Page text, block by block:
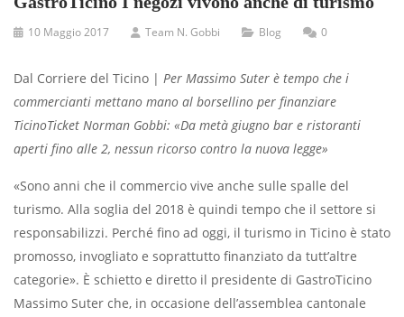
10 Maggio 2017 Team N. Gobbi Blog 0
Dal Corriere del Ticino | Per Massimo Suter è tempo che i
commercianti mettano mano al borsellino per finanziare
TicinoTicket Norman Gobbi: «Da metà giugno bar e ristoranti
aperti fino alle 2, nessun ricorso contro la nuova legge»
«Sono anni che il commercio vive anche sulle spalle del
turismo. Alla soglia del 2018 è quindi tempo che il settore si
responsabilizzi. Perché fino ad oggi, il turismo in Ticino è stato
promosso, invogliato e soprattutto finanziato da tutt’altre
categorie». È schietto e diretto il presidente di GastroTicino
Massimo Suter che, in occasione dell’assemblea cantonale